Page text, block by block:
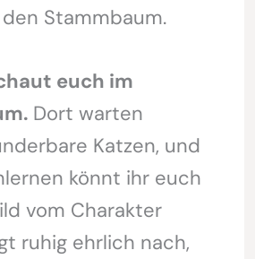
Stammbaum.
euch im
Dort warten
Katzen, und
könnt ihr euch
vom Charakter
ruhig ehrlich nach,